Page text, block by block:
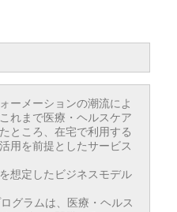
ーメーションの潮流によ
れまで医療・ヘルスケア
ところ、在宅で利用する
用を前提としたサービス
想定したビジネスモデル
グラムは、医療・ヘルス